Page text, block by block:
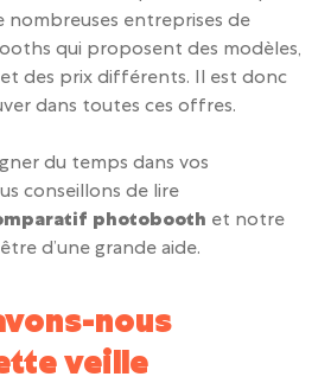
nombreuses entreprises de
qui proposent des modèles,
des prix différents. Il est donc
dans toutes ces offres.
du temps dans vos
conseillons de lire
photobooth et notre
d’une grande aide.
nous
veille